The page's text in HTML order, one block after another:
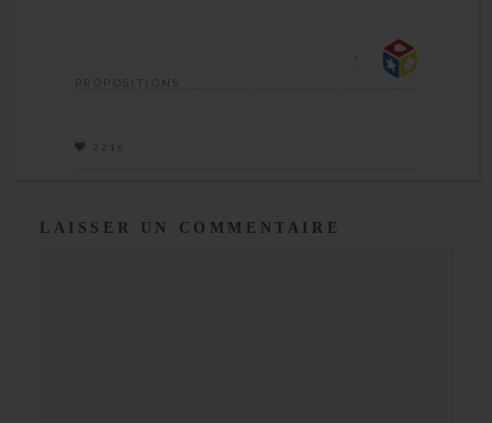
PROPOSITIONS
LAISSER UN COMMENTAIRE